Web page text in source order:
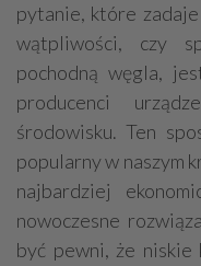
Przeciwpożarowa
Systemy nawilżania
Elektryczne
Alarmowe systemy,
Kable, przewody
pytanie, które
wątpliwości, czy
pochodną węgla,
producenci
środowisku. Ten
popularny w naszym
najbardziej
nowoczesne
być pewni, że niskie